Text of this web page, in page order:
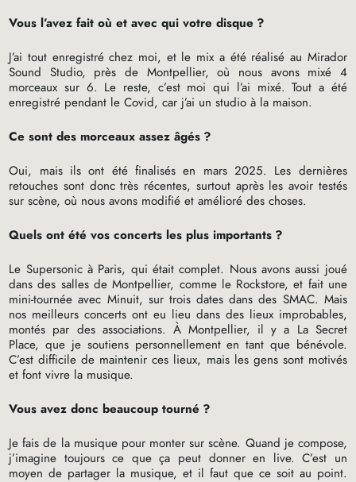
Vous l’avez fait où et avec qui votre disque ?
J’ai tout enregistré chez moi, et le mix a été réalisé au Mirador
Sound Studio, près de Montpellier, où nous avons mixé 4
morceaux sur 6. Le reste, c’est moi qui l’ai mixé. Tout a été
enregistré pendant le Covid, car j’ai un studio à la maison.
Ce sont des morceaux assez âgés ?
Oui, mais ils ont été finalisés en mars 2025. Les dernières
retouches sont donc très récentes, surtout après les avoir testés
sur scène, où nous avons modifié et amélioré des choses.
Quels ont été vos concerts les plus importants ?
Le Supersonic à Paris, qui était complet. Nous avons aussi joué
dans des salles de Montpellier, comme le Rockstore, et fait une
mini-tournée avec Minuit, sur trois dates dans des SMAC. Mais
nos meilleurs concerts ont eu lieu dans des lieux improbables,
montés par des associations. À Montpellier, il y a La Secret
Place, que je soutiens personnellement en tant que bénévole.
C’est difficile de maintenir ces lieux, mais les gens sont motivés
et font vivre la musique.
Vous avez donc beaucoup tourné ?
Je fais de la musique pour monter sur scène. Quand je compose,
j’imagine toujours ce que ça peut donner en live. C’est un
moyen de partager la musique, et il faut que ce soit au point.